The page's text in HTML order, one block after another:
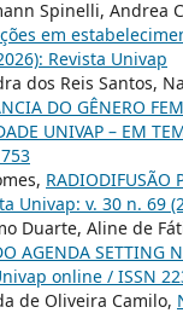
Spinelli, Andrea
em
Revista Univap
dos Reis Santos,
DO GÊNERO
UNIVAP – EM
RADIODIFUSÃO
Univap: v. 30 n. 69
Duarte, Aline de
SETTING
online / ISSN
de Oliveira Camilo,